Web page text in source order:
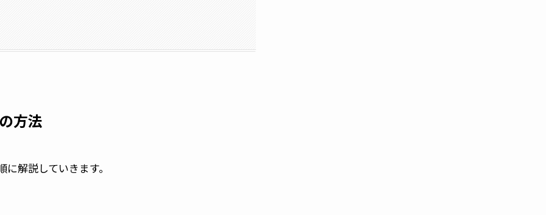
方法
解説していきます。